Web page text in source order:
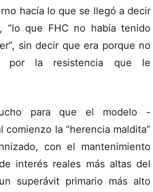
hacía lo que se llegó a decir
“lo que FHC no había tenido
sin decir que era porque no
por la resistencia que le
para que el modelo -
comienzo la “herencia maldita”
con el mantenimiento
interés reales más altas del
superávit primario más alto